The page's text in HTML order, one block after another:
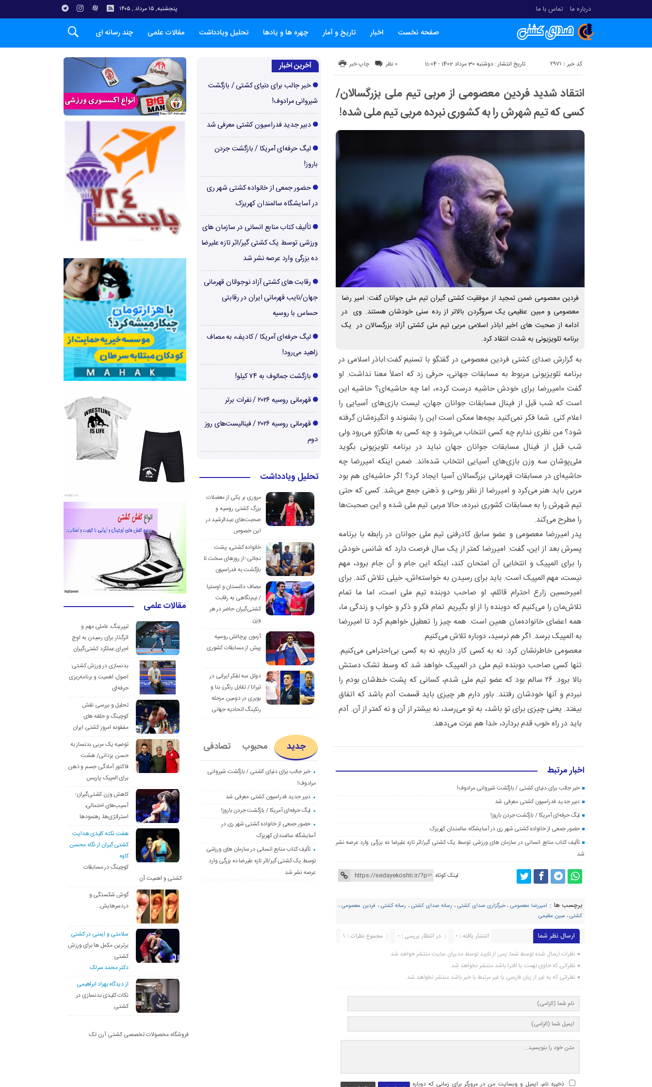
درباره ما تماس با ما پنجشنبه, ۱۵ مرداد , ۱۴۰۵
صفحه نخست اخبار تاریخ و آمار چهره ها و یادها تحلیل ویادداشت مقالات علمی چند رسانه ای
تاریخ انتشار : دوشنبه 30 مرداد 1402 - 11:04 کد خبر : 2971 چاپ خبر ۰ نظر
انتقاد شدید فردین معصومی از مربی تیم ملی بزرگسالان/
کسی که تیم شهرش را به کشوری نبرده مربی تیم ملی شده!
فردین معصومی ضمن تمجید از موفقیت کشتی گیران تیم ملی جوانان گفت: امیر رضا
معصومی و مبین عظیمی یک سروگردن بالاتر از رده سنی خودشان هستند. وی در
ادامه از صحبت های اخیر اباذر اسلامی مربی تیم ملی کشتی آزاد بزرگسالان در یک
برنامه تلویزیونی به شدت انتقاد کرد.
به گزارش صدای کشتی فردین معصومی در گفتگو با تسنیم گفت:اباذر اسلامی در
برنامه تلویزیونی مربوط به مسابقات جهانی، حرفی زد که اصلاً معنا نداشت. او
گفت «امیررضا برای خودش حاشیه درست کرد»، اما چه حاشیه‌ای؟ حاشیه این
است که شب قبل از فینال مسابقات جوانان جهان، لیست بازی‌های آسیایی را
اعلام کنی. شما فکر نمی‌کنید بچه‌ها ممکن است این را بشنوند و انگیزه‌شان گرفته
شود؟ من نظری ندارم چه کسی انتخاب می‌شود و چه کسی به هانگژو می‌رود ولی
شب قبل از فینال مسابقات جوانان جهان نباید در برنامه تلویزیونی بگوید
ملی‌پوشان سه وزن بازی‌های آسیایی انتخاب شده‌اند. ضمن اینکه امیررضا چه
حاشیه‌ای در مسابقات قهرمانی بزرگسالان آسیا ایجاد کرد؟ اگر حاشیه‌ای هم بود
مربی باید هنر می‌کرد و امیررضا از نظر روحی و ذهنی جمع می‌شد. کسی که حتی
تیم شهرش را به مسابقات کشوری نبرده، حالا مربی تیم ملی شده و این صحبت‌ها
را مطرح می‌کند.
پدر امیررضا معصومی و عضو سابق کادرفنی تیم ملی جوانان در رابطه با برنامه
پسرش بعد از این، گفت: امیررضا کمتر از یک سال فرصت دارد که شانس خودش
را برای المپیک و انتخابی آن امتحان کند، اینکه این جام و آن جام برود، مهم
نیست، مهم المپیک است. باید برای رسیدن به خواسته‌اش، خیلی تلاش کند. برای
امیرحسین زارع احترام قائلم، او صاحب دوبنده تیم ملی است، اما ما تمام
تلاش‌مان را می‌کنیم که دوبنده را از او بگیریم. تمام فکر و ذکر و خواب و زندگی ما،
همه اعضای خانواده‌مان همین است. همه چیز را تعطیل خواهیم کرد تا امیررضا
به المپیک برسد. اگر هم نرسید، دوباره تلاش می‌کنیم.
معصومی خاطرنشان کرد: نه به کسی کار داریم، نه به کسی بی‌احترامی می‌کنیم.
تنها کسی صاحب دوبنده تیم ملی در المپیک خواهد شد که وسط تشک دستش
بالا برود. ۲۶ سالم بود که عضو تیم ملی شدم، کسانی که پشت خط‌شان بودم را
نبردم و آنها خودشان رفتند. باور دارم هر چیزی باید قسمت آدم باشد که اتفاق
بیفتد. یعنی چیزی برای تو باشد، به تو می‌رسد، نه بیشتر از آن و نه کمتر از آن. آدم
باید در راه خوب قدم بردارد، خدا هم عزت می‌دهد.
اخبار مرتبط
خبر جالب برای دنیای کشتی / بازگشت شیروانی مرادوف!
دبیر جدید فدراسیون کشتی معرفی شد
لیگ حرفه‌ای آمریکا / بازگشت جردن باروز!
حضور جمعی از خانواده کشتی شهر ری در آسایشگاه سالمندان کهریزک
تألیف کتاب منابع انسانی در سازمان های ورزشی توسط یک کشتی گیر/اثر تازه علیرضا ده بزرگی وارد عرصه نشر
شد
لینک کوتاه
برچسب ها : امیررضا معصومی،خبرگزاری صدای کشتی ، رسانه صدای کشتی، رسانه کشتی ، فردین معصومی ،
کشتی، مبین عظیمی
ارسال نظر شما مجموع نظرات : 1 در انتظار بررسی : 0 انتشار یافته : ۰
نظرات ارسال شده توسط شما، پس از تایید توسط مدیران سایت منتشر خواهد شد.
نظراتی که حاوی تهمت یا افترا باشد منتشر نخواهد شد.
نظراتی که به غیر از زبان فارسی یا غیر مرتبط با خبر باشد منتشر نخواهد شد.
ذخیره نام، ایمیل و وبسایت من در مرورگر برای زمانی که دوباره
آخرین اخبار
خبر جالب برای دنیای کشتی / بازگشت
شیروانی مرادوف!
دبیر جدید فدراسیون کشتی معرفی شد
لیگ حرفه‌ای آمریکا / بازگشت جردن
باروز!
حضور جمعی از خانواده کشتی شهر ری
در آسایشگاه سالمندان کهریزک
تألیف کتاب منابع انسانی در سازمان های
ورزشی توسط یک کشتی گیر/اثر تازه علیرضا
ده بزرگی وارد عرصه نشر شد
رقابت های کشتی آزاد نوجوانان قهرمانی
جهان/نایب قهرمانی ایران در رقابتی
حساس با روسیه
لیگ حرفه‌ای آمریکا / کادیف، به مصاف
زاهید می‌رود!
بازگشت جمالوف به ۷۴ کیلو!
قهرمانی روسیه ۲۰۲۶ / نفرات برتر
قهرمانی روسیه ۲۰۲۶ / فینالیست‌های روز
دوم
تحلیل ویادداشت
مروری بر یکی از معضلات
بزرگ کشتی روسیه و
صحبت‌های عبدالرشید در
این خصوص
خانواده کشتی، پشت
نجاتی؛ از روزهای سخت تا
بازگشت به فدراسیون
مصاف داغستان و اوستیا
/ نیم‌نگاهی به رقابت
کشتی‌گیران حاضر در هر
وزن
آزمون پرچالش روسیه
پیش از مسابقات کشوری
دوئل سه تفکر ایرانی در
تیرانا / تقابل رنگرز، بنا و
بویری در دومین مرحله
رنکینگ اتحادیه جهانی
جدید محبوب تصادفی
خبر جالب برای دنیای کشتی / بازگشت شیروانی
مرادوف!
دبیر جدید فدراسیون کشتی معرفی شد
لیگ حرفه‌ای آمریکا / بازگشت جردن باروز!
حضور جمعی از خانواده کشتی شهر ری در
آسایشگاه سالمندان کهریزک
تألیف کتاب منابع انسانی در سازمان های ورزشی
توسط یک کشتی گیر/اثر تازه علیرضا ده بزرگی وارد
عرصه نشر شد
مقالات علمی
تیپرینگ، عاملی مهم و
اثرگذار برای رسیدن به اوج
اجرای عملکرد کشتی‌گیران
بدنسازی در ورزش کشتی:
اصول، اهمیت و برنامه‌ریزی
حرفه‌ای
تحلیل و بررسی نقش
کوچینگ و حلقه های
مفقوده امروز کشتی ایران
توصیه یک مربی بدنساز به
حسن یزدانی/ هشت
فاکتور آمادگی جسم و ذهن
برای المپیک پاریس
کاهش وزن کشتی‌گیران؛
آسیب‌های احتمالی،
استراتژی‌ها، رهنمودها
هفت نکته کلیدی هدایت
کشتی گیران از نگاه محسن
کاوه
کوچینگ در مسابقات
کشتی و اهمیت آن
گوش شکستگی و
دردسرهایش…
سلامتی و ایمنی در کشتی
برترین مکمل ها برای ورزش
کشتی
دکتر محمد سرلک
از دیدگاه بهزاد ابراهیمی
نکات کلیدی بدنسازی در
کشتی
فروشگاه محصولات تخصصی کشتی آرن تک